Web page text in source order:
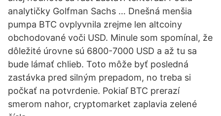
analytičky Golfman Sachs … Dnešná menšia
pumpa BTC ovplyvnila zrejme len altcoiny
obchodované voči USD. Minule som spomínal, že
dôležité úrovne sú 6800-7000 USD a až tu sa
bude lámať chlieb. Toto môže byť posledná
zastávka pred silným prepadom, no treba si
počkať na potvrdenie. Pokiaľ BTC prerazí
smerom nahor, cryptomarket zaplavia zelené